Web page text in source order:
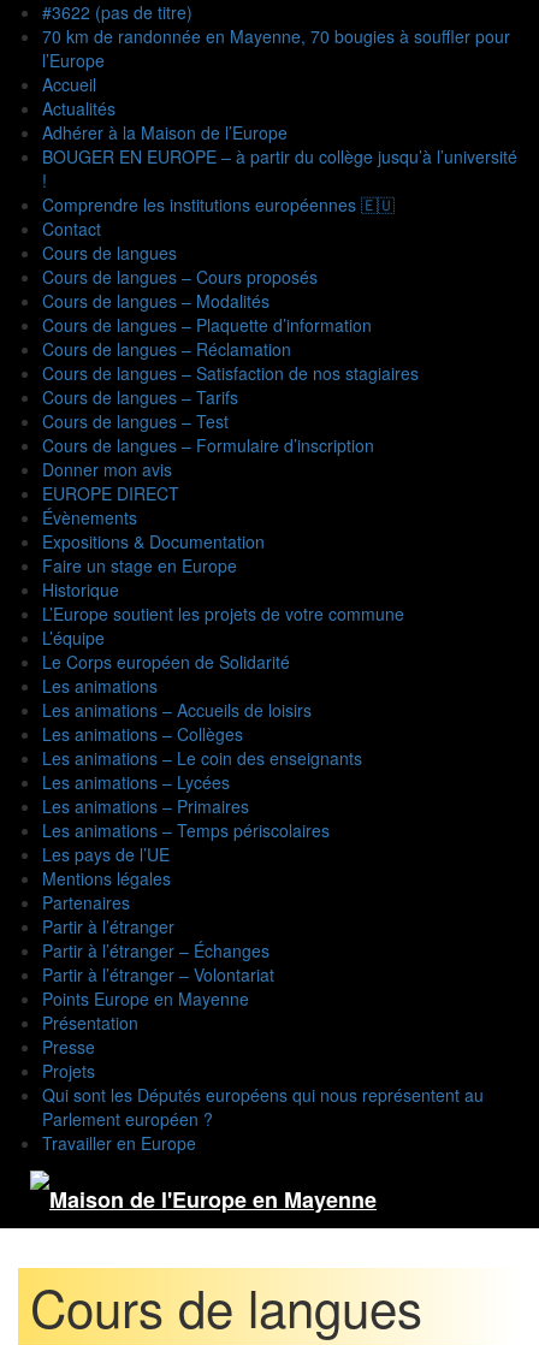
#3622 (pas de titre)
70 km de randonnée en Mayenne, 70 bougies à souffler pour
l’Europe
Accueil
Actualités
Adhérer à la Maison de l’Europe
BOUGER EN EUROPE – à partir du collège jusqu’à l’université
!
Comprendre les institutions européennes 🇪🇺
Contact
Cours de langues
Cours de langues – Cours proposés
Cours de langues – Modalités
Cours de langues – Plaquette d’information
Cours de langues – Réclamation
Cours de langues – Satisfaction de nos stagiaires
Cours de langues – Tarifs
Cours de langues – Test
Cours de langues – Formulaire d’inscription
Donner mon avis
EUROPE DIRECT
Évènements
Expositions & Documentation
Faire un stage en Europe
Historique
L’Europe soutient les projets de votre commune
L’équipe
Le Corps européen de Solidarité
Les animations
Les animations – Accueils de loisirs
Les animations – Collèges
Les animations – Le coin des enseignants
Les animations – Lycées
Les animations – Primaires
Les animations – Temps périscolaires
Les pays de l’UE
Mentions légales
Partenaires
Partir à l’étranger
Partir à l’étranger – Échanges
Partir à l’étranger – Volontariat
Points Europe en Mayenne
Présentation
Presse
Projets
Qui sont les Députés européens qui nous représentent au
Parlement européen ?
Travailler en Europe
Cours de langues